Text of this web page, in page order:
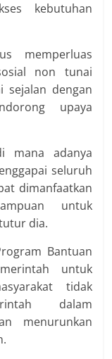
kebutuhan
memperluas
non tunai
sejalan dengan
upaya
mana adanya
seluruh
dimanfaatkan
untuk
dia.
Bantuan
untuk
tidak
dalam
menurunkan